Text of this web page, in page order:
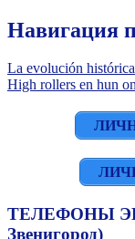
Навигация
La evolución
High rollers en hun
ТЕЛЕФОНЫ
Звенигород)